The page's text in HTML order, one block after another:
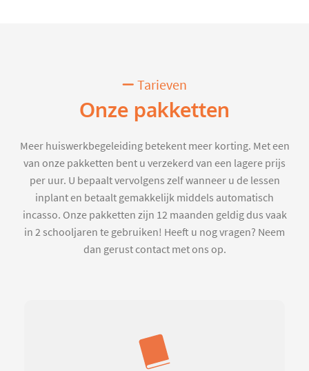
Tarieven
Onze pakketten
Meer huiswerkbegeleiding betekent meer korting. Met een
van onze pakketten bent u verzekerd van een lagere prijs
per uur. U bepaalt vervolgens zelf wanneer u de lessen
inplant en betaalt gemakkelijk middels automatisch
incasso. Onze pakketten zijn 12 maanden geldig dus vaak
in 2 schooljaren te gebruiken! Heeft u nog vragen? Neem
dan gerust contact met ons op.